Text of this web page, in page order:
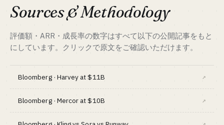
に強い人（ひとりに最も向くトラック）
ベンチマーク · BENCHMARK
Rabbit R2 · Ray-Ban Meta · TAL 学習タブレッ
向いている人 · BEST FIT
ハードウェア人脈と VC を確保した創業者の
組み合わせ向け · ひとり起業は推奨しません
Sources & Methodology
評価額・ARR・成長率の数字はすべて以下の公開記事をもと
にしています。クリックで原文をご確認いただけます。
Bloomberg · Harvey at $11B ↗
Bloomberg · Mercor at $10B ↗